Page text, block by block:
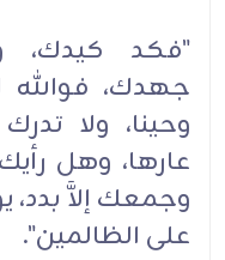
"فكد كيدك،
جهدك، فوالله
وحينا، ولا
عارها، وهل
وجمعك إلاَّ بدد،
على الظالمين".